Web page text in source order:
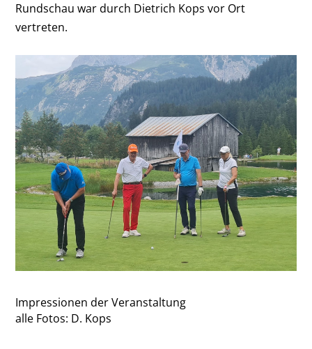
Rundschau war durch Dietrich Kops vor Ort
vertreten.
Impressionen der Veranstaltung
alle Fotos: D. Kops